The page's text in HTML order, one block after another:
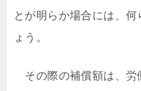
とが明らか場合には、
ょう。
その際の補償額は、労